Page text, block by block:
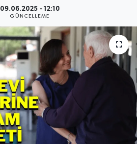
09.06.2025 - 12:10
GÜNCELLEME